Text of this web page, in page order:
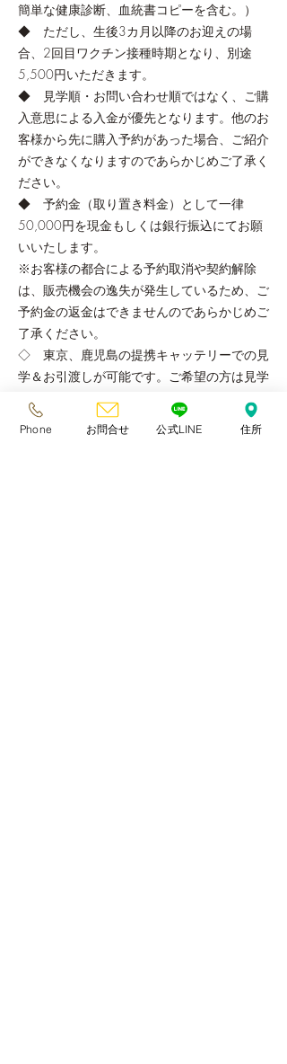
簡単な健康診断、血統書コピーを含む。）
◆ ただし、生後3カ月以降のお迎えの場
合、2回目ワクチン接種時期となり、別途
5,500円いただきます。
◆ 見学順・お問い合わせ順ではなく、ご購
入意思による入金が優先となります。他のお
客様から先に購入予約があった場合、ご紹介
ができなくなりますのであらかじめご了承く
ださい。
◆ 予約金（取り置き料金）として一律
50,000円を現金もしくは銀行振込にてお願
いいたします。
※お客様の都合による予約取消や契約解除
は、販売機会の逸失が発生しているため、ご
予約金の返金はできませんのであらかじめご
了承ください。
◇ 東京、鹿児島の提携キャッテリーでの見
学＆お引渡しが可能です。ご希望の方は見学
予約時にお問い合わせください。『よくある
質問→遠方に住んでいます。近くで見学でき
る場所はありませんか？』『ブログ→
東京池
Phone お問合せ 公式LINE 住所